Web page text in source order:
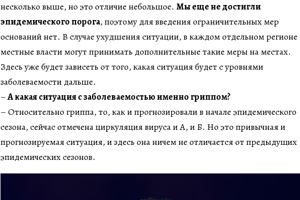
несколько выше, но это отличие небольшое. Мы еще не достигли
эпидемического порога, поэтому для введения ограничительных мер
оснований нет. В случае ухудшения ситуации, в каждом отдельном регионе
местные власти могут принимать дополнительные такие меры на местах.
Здесь уже будет зависеть от того, какая ситуация будет с уровнями
заболеваемости дальше.
–А какая ситуация с заболеваемостью именно гриппом?
– Относительно гриппа, то, как и прогнозировали в начале эпидемического
сезона, сейчас отмечена циркуляция вируса и А, и Б. Но это привычная и
прогнозируемая ситуация, и здесь она ничем не отличается от предыдущих
эпидемических сезонов.